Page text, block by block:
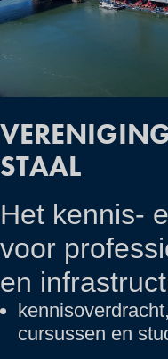
STAAL
Het kennis-
voor
en
cursussen en